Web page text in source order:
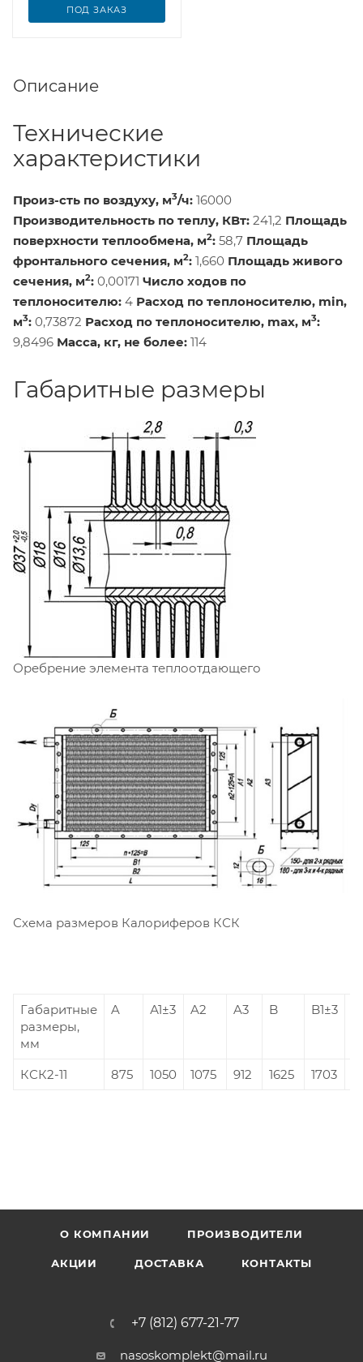
ПОД ЗАКАЗ
Описание
Технические
характеристики
Произ-сть по воздуху, м3/ч: 16000
Производительность по теплу, КВт: 241,2 Площадь
поверхности теплообмена, м2: 58,7 Площадь
фронтального сечения, м2: 1,660 Площадь живого
сечения, м2: 0,00171 Число ходов по
теплоносителю: 4 Расход по теплоносителю, min,
м3: 0,73872 Расход по теплоносителю, max, м3:
9,8496 Масса, кг, не более: 114
Габаритные размеры
Оребрение элемента теплоотдающего
Схема размеров Калориферов КСК
Габаритные
размеры,
мм
A А1±3 A2 A3 B B1±3
КСК2-11 875 1050 1075 912 1625 1703
О КОМПАНИИ ПРОИЗВОДИТЕЛИ
АКЦИИ ДОСТАВКА КОНТАКТЫ
+7 (812) 677-21-77
nasoskomplekt@mail.ru